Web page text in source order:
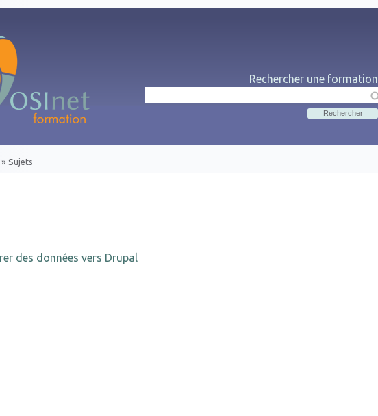
Rechercher une formation
» Sujets
des données vers Drupal